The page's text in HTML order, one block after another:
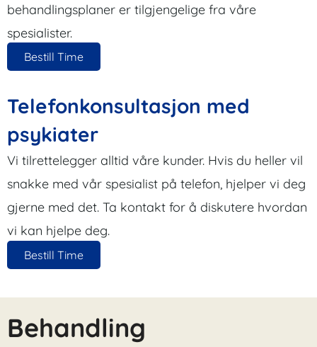
behandlingsplaner er tilgjengelige fra våre
spesialister.
Bestill Time
Telefonkonsultasjon med
psykiater
Vi tilrettelegger alltid våre kunder. Hvis du heller vil
snakke med vår spesialist på telefon, hjelper vi deg
gjerne med det. Ta kontakt for å diskutere hvordan
vi kan hjelpe deg.
Bestill Time
Behandling